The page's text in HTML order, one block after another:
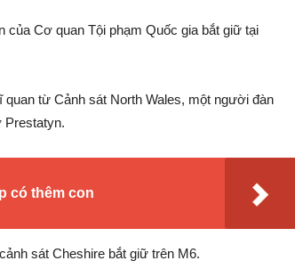
của Cơ quan Tội phạm Quốc gia bắt giữ tại
từ Cảnh sát North Wales, một người đàn
Prestatyn.
có thêm con
sát Cheshire bắt giữ trên M6.